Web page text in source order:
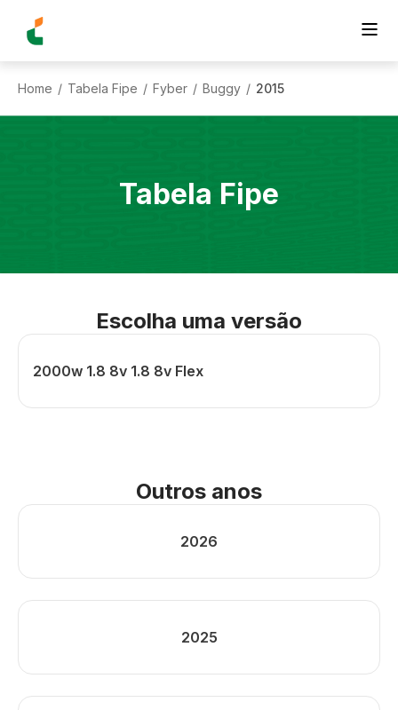
Home / Tabela Fipe / Fyber / Buggy / 2015
Tabela Fipe
Escolha uma versão
2000w 1.8 8v 1.8 8v Flex
Outros anos
2026
2025